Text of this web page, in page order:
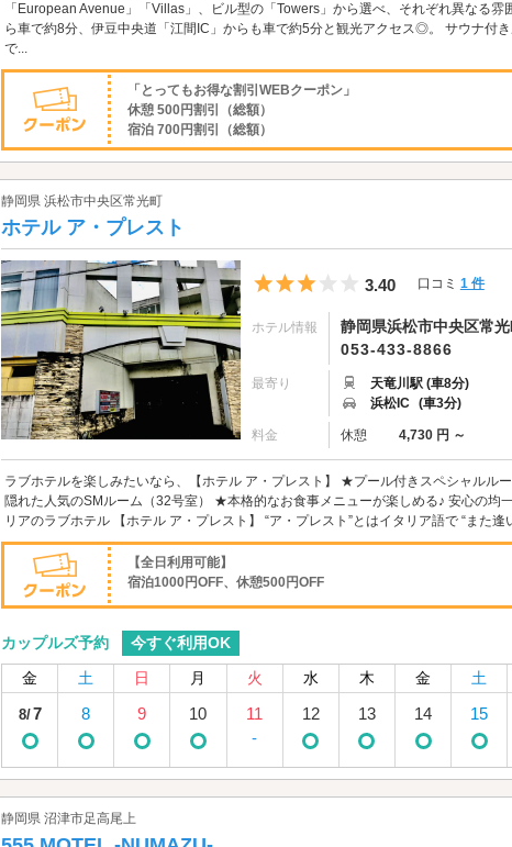
「European Avenue」「Villas」、ビル型の「Towers」から選べ、それぞれ異なる
ら車で約8分、伊豆中央道「江間IC」からも車で約5分と観光アクセス◎。 サウナ付
で...
「とってもお得な割引WEBクーポン」
休憩 500円割引（総額）
宿泊 700円割引（総額）
静岡県 浜松市中央区常光町
ホテル ア・プレスト
5つ星のうち3
3.40 口コミ 1 件
ホテル情報
静岡県浜松市中央区常
053-433-8866
最寄り
天竜川駅 (車8分)
浜松IC (車3分)
料金 休憩 4,730 円 ～
ラブホテルを楽しみたいなら、【ホテル ア・プレスト】 ★プール付きスペシャル
隠れた人気のSMルーム（32号室） ★本格的なお食事メニューが楽しめる♪ 安心の均
リアのラブホテル 【ホテル ア・プレスト】 “ア・プレスト”とはイタリア語で “また
【全日利用可能】
宿泊1000円OFF、休憩500円OFF
カップルズ予約
今すぐ利用OK
金
土 日 月 火 水 木 金 土
8/7 8 9 10
11
-
12 13 14 15
静岡県 沼津市足高尾上